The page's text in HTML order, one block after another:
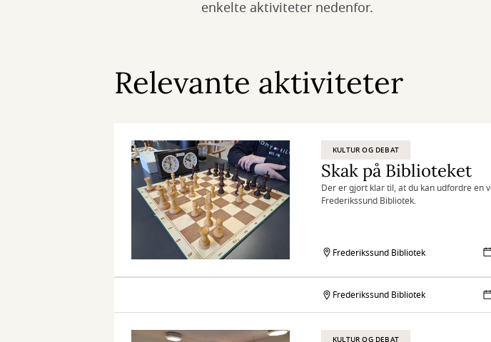
enkelte aktiviteter nedenfor.
Relevante aktiviteter
KULTUR OG DEBAT
Skak på Biblioteket
Der er gjort klar til, at du kan udfordre en
Frederikssund Bibliotek.
Frederikssund Bibliotek
på
Frederikssund Bibliotek
KULTUR OG DEBAT